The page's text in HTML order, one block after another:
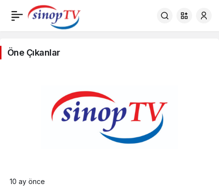
Haberleri
Öne Çıkanlar
10 ay önce